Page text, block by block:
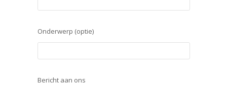
Onderwerp (optie)
Bericht aan ons